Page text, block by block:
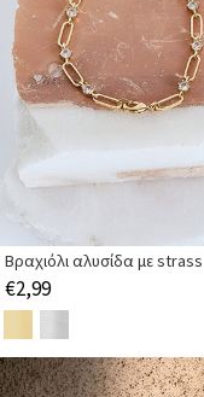
Βραχιόλι αλυσίδα με strass
€2,99